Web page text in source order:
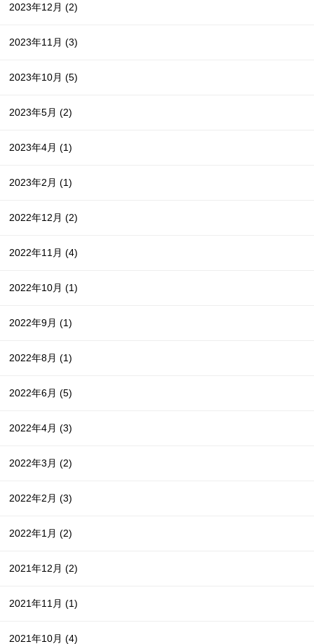
2023年12月(2)
2023年11月(3)
2023年10月(5)
2023年5月(2)
2023年4月(1)
2023年2月(1)
2022年12月(2)
2022年11月(4)
2022年10月(1)
2022年9月(1)
2022年8月(1)
2022年6月(5)
2022年4月(3)
2022年3月(2)
2022年2月(3)
2022年1月(2)
2021年12月(2)
2021年11月(1)
2021年10月(4)